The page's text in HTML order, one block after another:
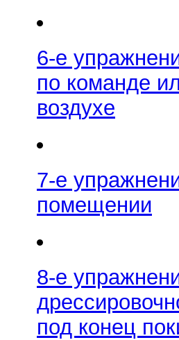
6-е
по команде
воздухе
7-е
помещении
8-е
под конец